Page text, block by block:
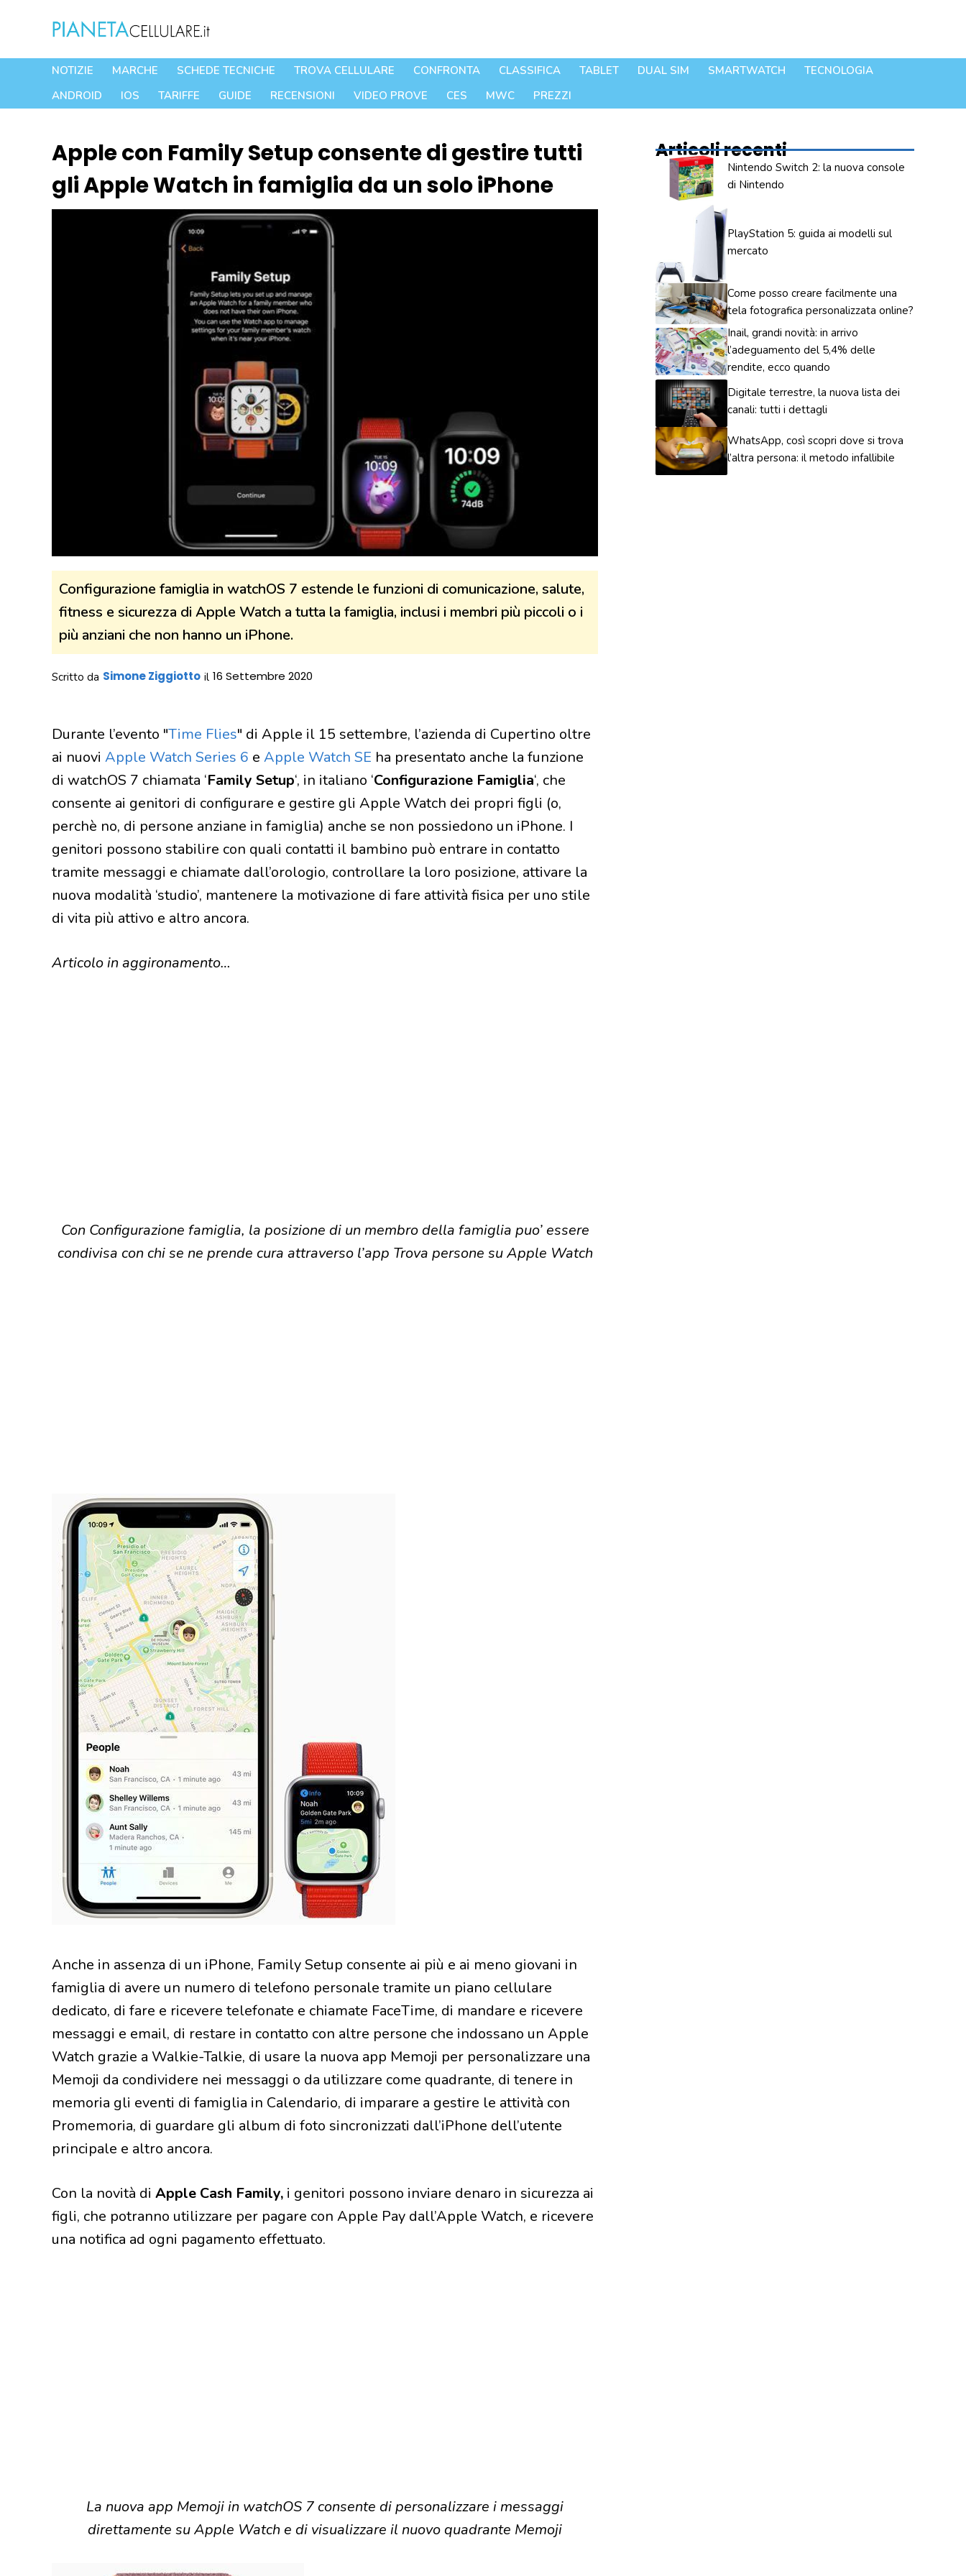
contenuto
NOTIZIE MARCHE SCHEDE TECNICHE TROVA CELLULARE CONFRONTA CLASSIFICA TABLET DUAL SIM SMARTWATCH
TECNOLOGIA
ANDROID
IOS TARIFFE GUIDE RECENSIONI VIDEO PROVE CES MWC PREZZI
Apple con Family Setup consente di gestire tutti
gli Apple Watch in famiglia da un solo iPhone
Configurazione famiglia in watchOS 7 estende le funzioni di comunicazione, salute,
fitness e sicurezza di Apple Watch a tutta la famiglia, inclusi i membri più piccoli o i
più anziani che non hanno un iPhone.
Scritto da Simone Ziggiotto il 16 Settembre 2020
Durante l’evento "Time Flies" di Apple il 15 settembre, l’azienda di Cupertino oltre
ai nuovi Apple Watch Series 6 e Apple Watch SE ha presentato anche la funzione
di watchOS 7 chiamata ‘Family Setup‘, in italiano ‘Configurazione Famiglia‘, che
consente ai genitori di configurare e gestire gli Apple Watch dei propri figli (o,
perchè no, di persone anziane in famiglia) anche se non possiedono un iPhone. I
genitori possono stabilire con quali contatti il bambino può entrare in contatto
tramite messaggi e chiamate dall’orologio, controllare la loro posizione, attivare la
nuova modalità ‘studio’, mantenere la motivazione di fare attività fisica per uno stile
di vita più attivo e altro ancora.
Articolo in aggironamento…
Con Configurazione famiglia, la posizione di un membro della famiglia puo’ essere
condivisa con chi se ne prende cura attraverso l’app Trova persone su Apple Watch
Anche in assenza di un iPhone, Family Setup consente ai più e ai meno giovani in
famiglia di avere un numero di telefono personale tramite un piano cellulare
dedicato, di fare e ricevere telefonate e chiamate FaceTime, di mandare e ricevere
messaggi e email, di restare in contatto con altre persone che indossano un Apple
Watch grazie a Walkie-Talkie, di usare la nuova app Memoji per personalizzare una
Memoji da condividere nei messaggi o da utilizzare come quadrante, di tenere in
memoria gli eventi di famiglia in Calendario, di imparare a gestire le attività con
Promemoria, di guardare gli album di foto sincronizzati dall’iPhone dell’utente
principale e altro ancora.
Con la novità di Apple Cash Family, i genitori possono inviare denaro in sicurezza ai
figli, che potranno utilizzare per pagare con Apple Pay dall’Apple Watch, e ricevere
una notifica ad ogni pagamento effettuato.
La nuova app Memoji in watchOS 7 consente di personalizzare i messaggi
direttamente su Apple Watch e di visualizzare il nuovo quadrante Memoji
Articoli recenti
Nintendo Switch 2: la nuova console
di Nintendo
PlayStation 5: guida ai modelli sul
mercato
Come posso creare facilmente una
tela fotografica personalizzata online?
Inail, grandi novità: in arrivo
l’adeguamento del 5,4% delle
rendite, ecco quando
Digitale terrestre, la nuova lista dei
canali: tutti i dettagli
WhatsApp, così scopri dove si trova
l’altra persona: il metodo infallibile